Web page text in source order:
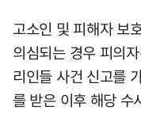
고소인 및 피해자 보
의심되는 경우 피의
리인들 사건 신고를
를 받은 이후 해당 수